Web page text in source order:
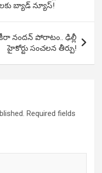
బ్యాడ్ న్యూస్!
నందన్ పోరాటం.. ఢిల్లీ
హైకోర్టు సంచలన తీర్పు!
Required fields